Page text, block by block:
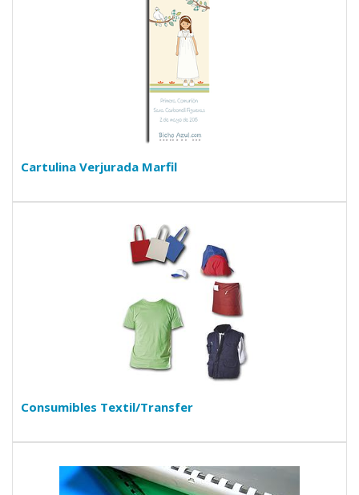
Cartulina Verjurada Marfil
Consumibles Textil/Transfer